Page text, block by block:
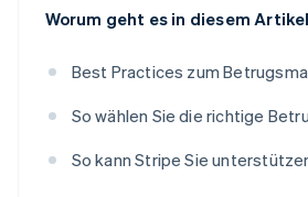
Worum geht es in diesem
Best Practices zum
So wählen Sie die richtige
So kann Stripe Sie